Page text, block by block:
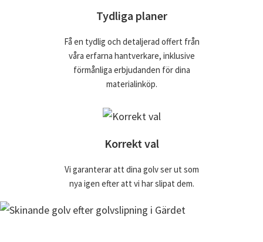
Tydliga planer
Få en tydlig och detaljerad offert från
våra erfarna hantverkare, inklusive
förmånliga erbjudanden för dina
materialinköp.
Korrekt val
Vi garanterar att dina golv ser ut som
nya igen efter att vi har slipat dem.